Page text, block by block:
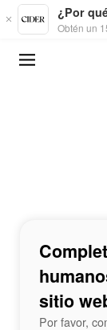
Skip to main¿Por
Obtén un
sitio
Por favor,